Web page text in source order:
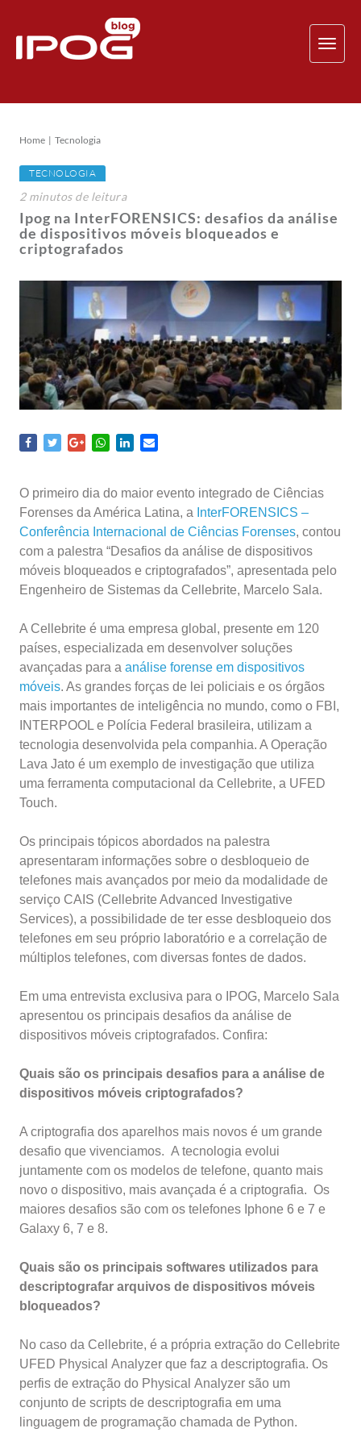
Home Tecnologia
TECNOLOGIA
2 minutosde leitura
Ipog na InterFORENSICS: desafios da análise
de dispositivos móveis bloqueados e
criptografados
O primeiro dia do maior evento integrado de Ciências
Forenses da América Latina, a InterFORENSICS –
Conferência Internacional de Ciências Forenses, contou
com a palestra “Desafios da análise de dispositivos
móveis bloqueados e criptografados”, apresentada pelo
Engenheiro de Sistemas da Cellebrite, Marcelo Sala.
A Cellebrite é uma empresa global, presente em 120
países, especializada em desenvolver soluções
avançadas para a análise forense em dispositivos
móveis. As grandes forças de lei policiais e os órgãos
mais importantes de inteligência no mundo, como o FBI,
INTERPOOL e Polícia Federal brasileira, utilizam a
tecnologia desenvolvida pela companhia. A Operação
Lava Jato é um exemplo de investigação que utiliza
uma ferramenta computacional da Cellebrite, a UFED
Touch.
Os principais tópicos abordados na palestra
apresentaram informações sobre o desbloqueio de
telefones mais avançados por meio da modalidade de
serviço CAIS (Cellebrite Advanced Investigative
Services), a possibilidade de ter esse desbloqueio dos
telefones em seu próprio laboratório e a correlação de
múltiplos telefones, com diversas fontes de dados.
Em uma entrevista exclusiva para o IPOG, Marcelo Sala
apresentou os principais desafios da análise de
dispositivos móveis criptografados. Confira:
Quais são os principais desafios para a análise de
dispositivos móveis criptografados?
A criptografia dos aparelhos mais novos é um grande
desafio que vivenciamos. A tecnologia evolui
juntamente com os modelos de telefone, quanto mais
novo o dispositivo, mais avançada é a criptografia. Os
maiores desafios são com os telefones Iphone 6 e 7 e
Galaxy 6, 7 e 8.
Quais são os principais softwares utilizados para
descriptografar arquivos de dispositivos móveis
bloqueados?
No caso da Cellebrite, é a própria extração do Cellebrite
UFED Physical Analyzer que faz a descriptografia. Os
perfis de extração do Physical Analyzer são um
conjunto de scripts de descriptografia em uma
linguagem de programação chamada de Python.